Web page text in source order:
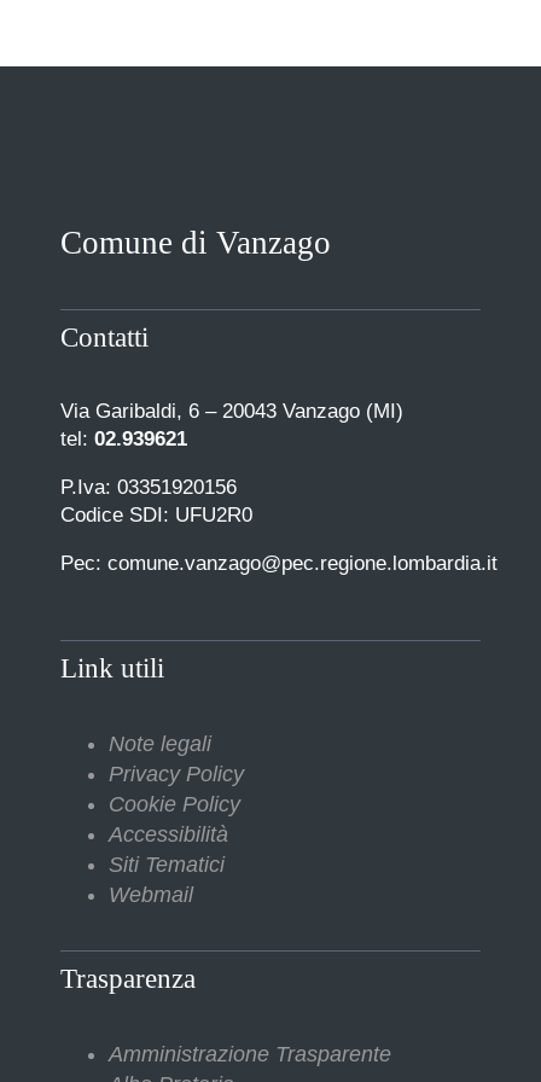
Comune di Vanzago
Contatti
Via Garibaldi, 6 – 20043 Vanzago (MI)
tel: 02.939621
P.Iva: 03351920156
Codice SDI: UFU2R0
Pec: comune.vanzago@pec.regione.lombardia.it
Link utili
Note legali
Privacy Policy
Cookie Policy
Accessibilità
Siti Tematici
Webmail
Trasparenza
Amministrazione Trasparente